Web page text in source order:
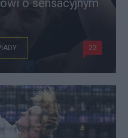
o sensacyjnym
22